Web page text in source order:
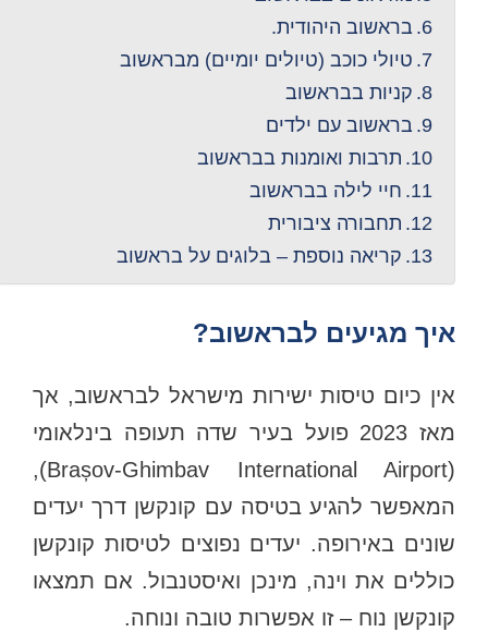
בראשוב היהודית.
טיולי כוכב (טיולים יומיים) מבראשוב
קניות בבראשוב
בראשוב עם ילדים
תרבות ואומנות בבראשוב
חיי לילה בבראשוב
תחבורה ציבורית
קריאה נוספת – בלוגים על בראשוב
איך מגיעים לבראשוב?
אין כיום טיסות ישירות מישראל לבראשוב, אך
מאז 2023 פועל בעיר שדה תעופה בינלאומי
(Brașov-Ghimbav International Airport),
המאפשר להגיע בטיסה עם קונקשן דרך יעדים
שונים באירופה. יעדים נפוצים לטיסות קונקשן
כוללים את וינה, מינכן ואיסטנבול. אם תמצאו
קונקשן נוח – זו אפשרות טובה ונוחה.